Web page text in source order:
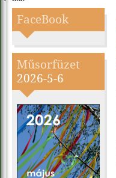
Tel./fax:
203-
3873,
E-
fmh@fmhnet.hu
FaceBook
Műsorfüzet
2026-5-6